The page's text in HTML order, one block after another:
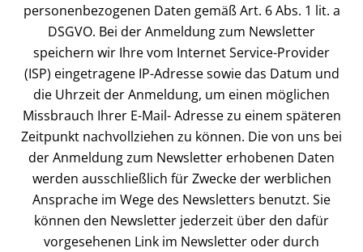
personenbezogenen Daten gemäß Art. 6 Abs. 1 lit. a
DSGVO. Bei der Anmeldung zum Newsletter
speichern wir Ihre vom Internet Service-Provider
(ISP) eingetragene IP-Adresse sowie das Datum und
die Uhrzeit der Anmeldung, um einen möglichen
Missbrauch Ihrer E-Mail- Adresse zu einem späteren
Zeitpunkt nachvollziehen zu können. Die von uns bei
der Anmeldung zum Newsletter erhobenen Daten
werden ausschließlich für Zwecke der werblichen
Ansprache im Wege des Newsletters benutzt. Sie
können den Newsletter jederzeit über den dafür
vorgesehenen Link im Newsletter oder durch